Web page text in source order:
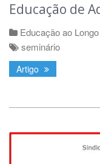
Educação de
Educação ao
seminário
Artigo